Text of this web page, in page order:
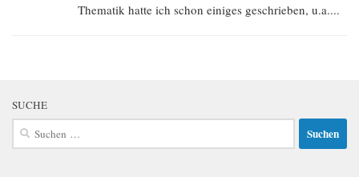
Thematik hatte ich schon einiges geschrieben, u.a....
SUCHE
Suchen
nach: